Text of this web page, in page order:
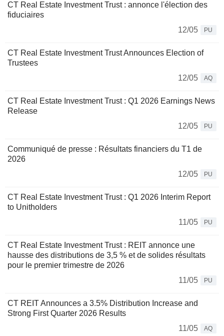
CT Real Estate Investment Trust : annonce l'élection des
fiduciaires
12/05
PU
CT Real Estate Investment Trust Announces Election of
Trustees
12/05
AQ
CT Real Estate Investment Trust : Q1 2026 Earnings News
Release
12/05
PU
Communiqué de presse : Résultats financiers du T1 de
2026
12/05
PU
CT Real Estate Investment Trust : Q1 2026 Interim Report
to Unitholders
11/05
PU
CT Real Estate Investment Trust : REIT annonce une
hausse des distributions de 3,5 % et de solides résultats
pour le premier trimestre de 2026
11/05
PU
CT REIT Announces a 3.5% Distribution Increase and
Strong First Quarter 2026 Results
11/05
AQ